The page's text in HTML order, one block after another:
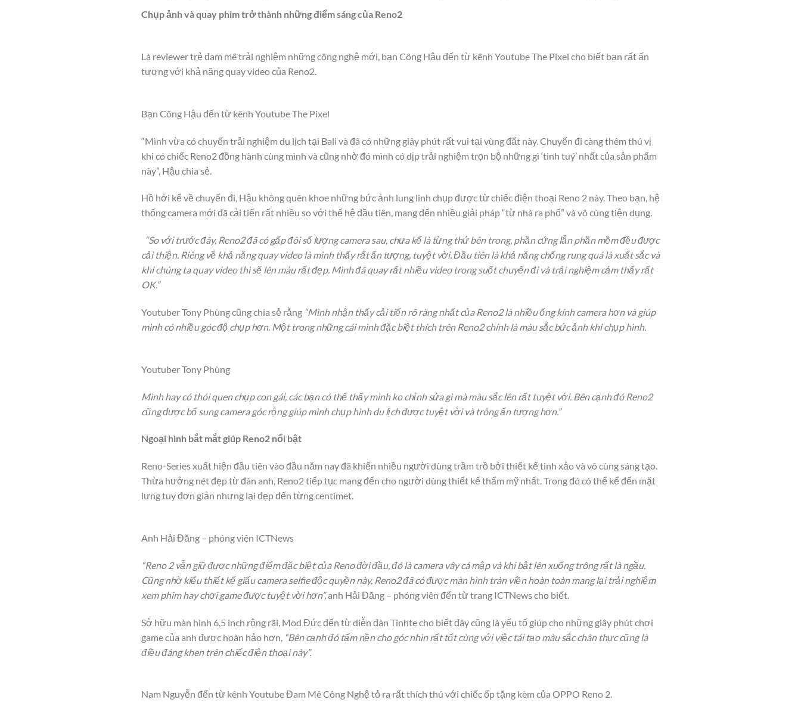
Chụp ảnh và quay phim trở thành những điểm sáng của Reno2
Là reviewer trẻ đam mê trải nghiệm những công nghệ mới, bạn Công Hậu đến từ kênh Youtube The Pixel cho biết bạn rất ấn
tượng với khả năng quay video của Reno2.
Bạn Công Hậu đến từ kênh Youtube The Pixel
“Mình vừa có chuyến trải nghiệm du lịch tại Bali và đã có những giây phút rất vui tại vùng đất này. Chuyến đi càng thêm thú vị
khi có chiếc Reno2 đồng hành cùng mình và cũng nhờ đó mình có dịp trải nghiệm trọn bộ những gì ‘tinh tuý’ nhất của sản phẩm
này”, Hậu chia sẻ.
Hồ hởi kể về chuyến đi, Hậu không quên khoe những bức ảnh lung linh chụp được từ chiếc điện thoại Reno 2 này. Theo bạn, hệ
thống camera mới đã cải tiến rất nhiều so với thế hệ đầu tiên, mang đến nhiều giải pháp “từ nhà ra phố” và vô cùng tiện dụng.
“So với trước đây, Reno2 đã có gấp đôi số lượng camera sau, chưa kể là từng thứ bên trong, phần cứng lẫn phần mềm đều được
cải thiện. Riêng về khả năng quay video là mình thấy rất ấn tượng, tuyệt vời. Đầu tiên là khả năng chống rung quá là xuất sắc và
khi chúng ta quay video thì sẽ lên màu rất đẹp. Mình đã quay rất nhiều video trong suốt chuyến đi và trải nghiệm cảm thấy rất
OK.”
Youtuber Tony Phùng cũng chia sẻ rằng “Mình nhận thấy cải tiến rõ ràng nhất của Reno2 là nhiều ống kính camera hơn và giúp
mình có nhiều góc độ chụp hơn. Một trong những cái mình đặc biệt thích trên Reno2 chính là màu sắc bức ảnh khi chụp hình.
Youtuber Tony Phùng
Mình hay có thói quen chụp con gái, các bạn có thể thấy mình ko chỉnh sửa gì mà màu sắc lên rất tuyệt vời. Bên cạnh đó Reno2
cũng được bổ sung camera góc rộng giúp mình chụp hình du lịch được tuyệt vời và trông ấn tượng hơn.”
Ngoại hình bắt mắt giúp Reno2 nổi bật
Reno-Series xuất hiện đầu tiên vào đầu năm nay đã khiến nhiều người dùng trầm trồ bởi thiết kế tinh xảo và vô cùng sáng tạo.
Thừa hưởng nét đẹp từ đàn anh, Reno2 tiếp tục mang đến cho người dùng thiết kế thẩm mỹ nhất. Trong đó có thể kể đến mặt
lưng tuy đơn giản nhưng lại đẹp đến từng centimet.
Anh Hải Đăng – phóng viên ICTNews
“Reno 2 vẫn giữ được những điểm đặc biệt của Reno đời đầu, đó là camera vây cá mập và khi bật lên xuống trông rất là ngầu.
Cũng nhờ kiểu thiết kế giấu camera selfie độc quyền này, Reno2 đã có được màn hình tràn viền hoàn toàn mang lại trải nghiệm
xem phim hay chơi game được tuyệt vời hơn”,anh Hải Đăng – phóng viên đến từ trang ICTNews cho biết.
Sở hữu màn hình 6,5 inch rộng rãi, Mod Đức đến từ diễn đàn Tinhte cho biết đây cũng là yếu tố giúp cho những giây phút chơi
game của anh được hoàn hảo hơn, “Bên cạnh đó tấm nền cho góc nhìn rất tốt cùng với việc tái tạo màu sắc chân thực cũng là
điều đáng khen trên chiếc điện thoại này”.
Nam Nguyễn đến từ kênh Youtube Đam Mê Công Nghệ tỏ ra rất thích thú với chiếc ốp tặng kèm của OPPO Reno 2.